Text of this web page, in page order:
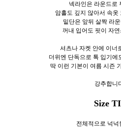
넥라인은 라운드로
암홀도 깊지 않아서 속옷
밑단은 앞뒤 살짝 라
꺼내 입어도 핏이 자
셔츠나 자켓 안에 이너
더위엔 단독으로 톡 입기에
딱 이런 기본이 여름 시즌
강추합니
Size
전체적으로 넉넉